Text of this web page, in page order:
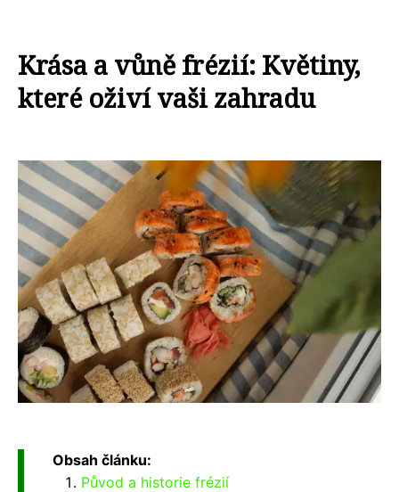
Krása a vůně frézií: Květiny,
které oživí vaši zahradu
Obsah článku:
Původ a historie frézií